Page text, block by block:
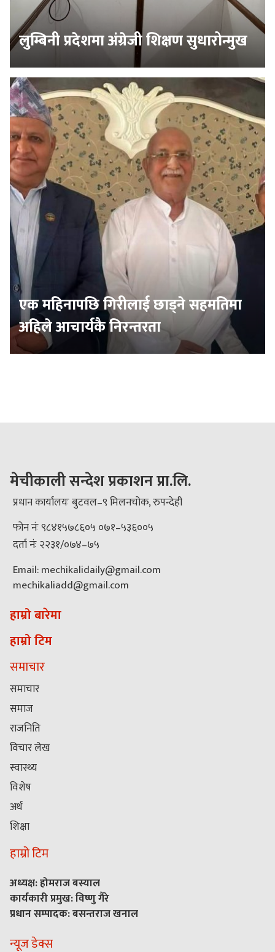
लुम्बिनी प्रदेशमा अंग्रेजी शिक्षण सुधारोन्मुख
एक महिनापछि गिरीलाई छाड्ने सहमतिमा
अहिले आचार्यकै निरन्तरता
मेचीकाली सन्देश प्रकाशन प्रा.लि.
प्रधान कार्यालयः बुटवल–९ मिलनचोक, रुपन्देही
फोन नंः ९८४१५७८६०५ ०७१–५३६००५
दर्ता नंः २२३१/०७४–७५
Email: mechikalidaily@gmail.com
mechikaliadd@gmail.com
हाम्रो बारेमा
हाम्रो टिम
समाचार
समाचार
समाज
राजनिति
विचार लेख
स्वास्थ्य
विशेष
अर्थ
शिक्षा
हाम्रो टिम
अध्यक्ष: होमराज बस्याल
कार्यकारी प्रमुख: विष्णु गैरे
प्रधान सम्पादक: बसन्तराज खनाल
न्यूज डेक्स